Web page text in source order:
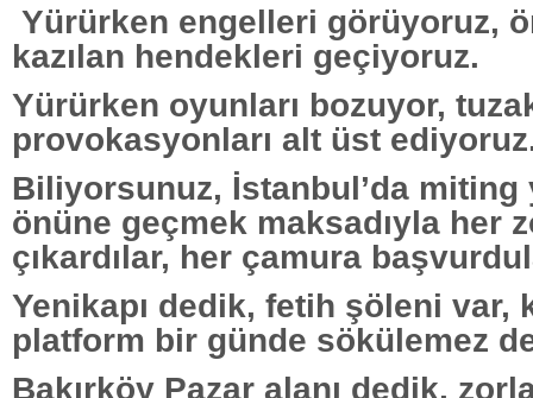
Yürürken engelleri görüyoruz,
kazılan hendekleri geçiyoruz.
Yürürken oyunları bozuyor,
provokasyonları alt üst
Biliyorsunuz, İstanbul’da miting
önüne geçmek maksadıyla her
çıkardılar, her çamura
Yenikapı dedik, fetih şöleni var,
platform bir günde sökülemez
Bakırköy Pazar alanı dedik,